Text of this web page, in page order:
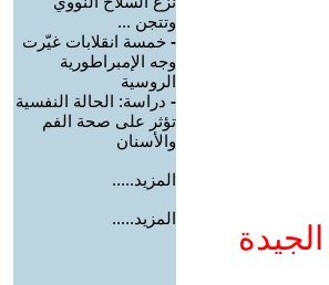
وتتجن ...
- خمسة انقلابات غيّرت
وجه الإمبراطورية
الروسية
- دراسة: الحالة النفسية
تؤثر على صحة الفم
والأسنان
المزيد.....
المزيد.....